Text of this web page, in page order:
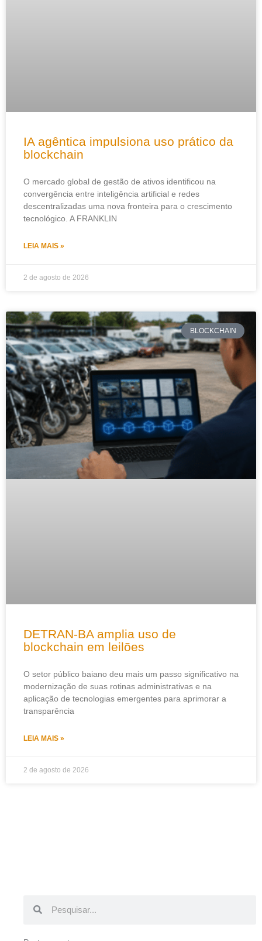
IA agêntica impulsiona uso prático da
blockchain
O mercado global de gestão de ativos identificou na
convergência entre inteligência artificial e redes
descentralizadas uma nova fronteira para o crescimento
tecnológico. A FRANKLIN
LEIA MAIS »
2 de agosto de 2026
BLOCKCHAIN
DETRAN-BA amplia uso de
blockchain em leilões
O setor público baiano deu mais um passo significativo na
modernização de suas rotinas administrativas e na
aplicação de tecnologias emergentes para aprimorar a
transparência
LEIA MAIS »
2 de agosto de 2026